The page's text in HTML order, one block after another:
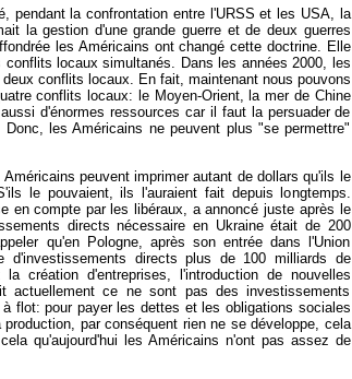
pendant la confrontation entre l'URSS et les USA, la
la gestion d'une grande guerre et de deux guerres
les Américains ont changé cette doctrine. Elle
locaux simultanés. Dans les années 2000, les
conflits locaux. En fait, maintenant nous pouvons
conflits locaux: le Moyen-Orient, la mer de Chine
d'énormes ressources car il faut la persuader de
les Américains ne peuvent plus "se permettre"
peuvent imprimer autant de dollars qu'ils le
le pouvaient, ils l'auraient fait depuis longtemps.
en compte par les libéraux, a annoncé juste après le
directs nécessaire en Ukraine était de 200
qu'en Pologne, après son entrée dans l'Union
d'investissements directs plus de 100 milliards de
création d'entreprises, l'introduction de nouvelles
actuellement ce ne sont pas des investissements
flot: pour payer les dettes et les obligations sociales
par conséquent rien ne se développe, cela
qu'aujourd'hui les Américains n'ont pas assez de